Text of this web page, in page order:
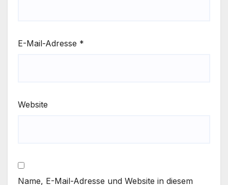
E-Mail-Adresse *
Website
Name, E-Mail-Adresse und Website in diesem